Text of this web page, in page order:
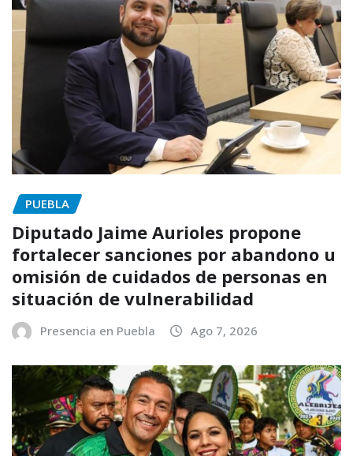
PUEBLA
Diputado Jaime Aurioles propone
fortalecer sanciones por abandono u
omisión de cuidados de personas en
situación de vulnerabilidad
Presencia en Puebla Ago 7, 2026